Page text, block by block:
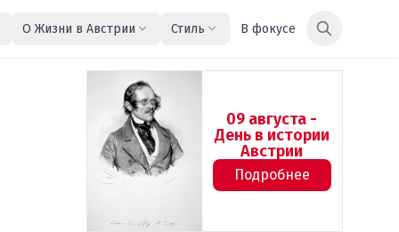
О Жизни в Австрии Стиль В фокусе
09 августа -
День в истории
Австрии
Подробнее